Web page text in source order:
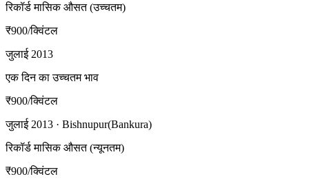
रिकॉर्ड मासिक औसत (उच्चतम)
₹900/क्विंटल
जुलाई 2013
एक दिन का उच्चतम भाव
₹900/क्विंटल
जुलाई 2013 · Bishnupur(Bankura)
रिकॉर्ड मासिक औसत (न्यूनतम)
₹900/क्विंटल